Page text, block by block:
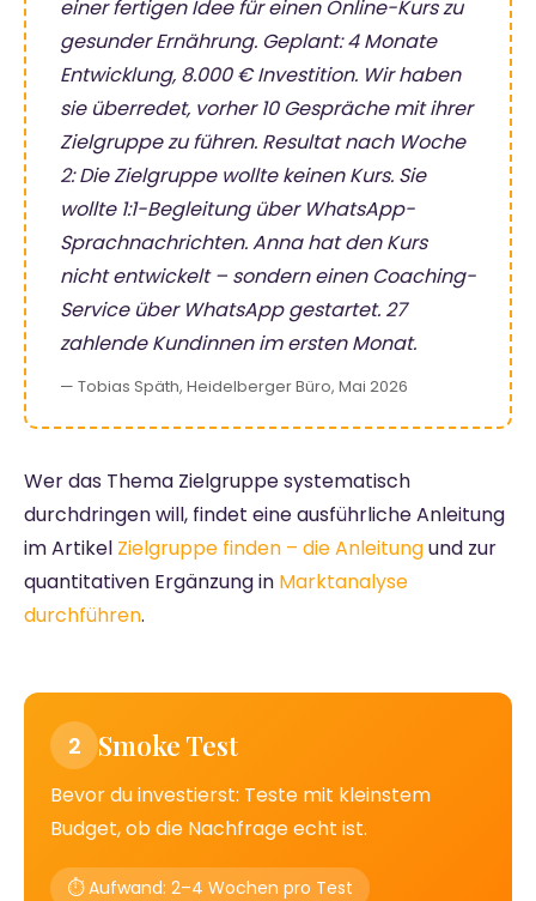
einer fertigen Idee für einen Online-Kurs zu
gesunder Ernährung. Geplant: 4 Monate
Entwicklung, 8.000 € Investition. Wir haben
sie überredet, vorher 10 Gespräche mit ihrer
Zielgruppe zu führen. Resultat nach Woche
2: Die Zielgruppe wollte keinen Kurs. Sie
wollte 1:1-Begleitung über WhatsApp-
Sprachnachrichten. Anna hat den Kurs
nicht entwickelt – sondern einen Coaching-
Service über WhatsApp gestartet. 27
zahlende Kundinnen im ersten Monat.
— Tobias Späth, Heidelberger Büro, Mai 2026
Wer das Thema Zielgruppe systematisch
durchdringen will, findet eine ausführliche Anleitung
im Artikel Zielgruppe finden – die Anleitungund zur
quantitativen Ergänzung in Marktanalyse
durchführen.
2 Smoke Test
Bevor du investierst: Teste mit kleinstem
Budget, ob die Nachfrage echt ist.
⏱️ Aufwand: 2–4 Wochen pro Test